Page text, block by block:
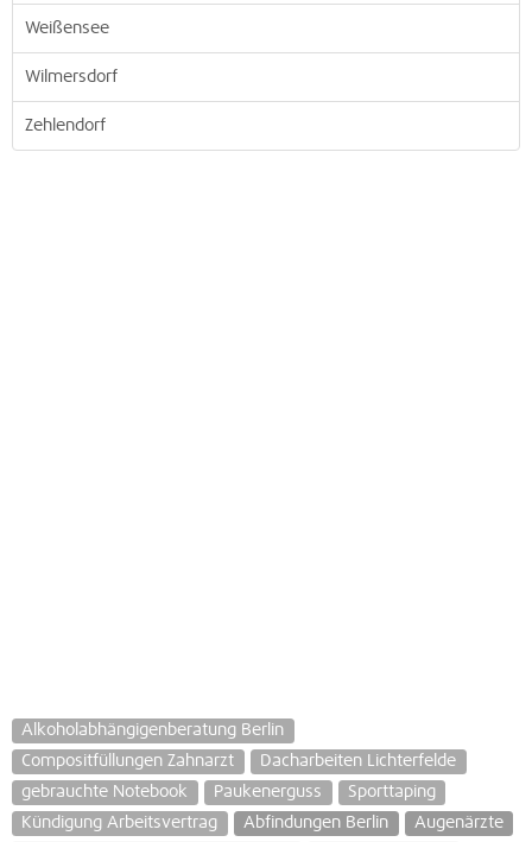
Weißensee
Wilmersdorf
Zehlendorf
Alkoholabhängigenberatung Berlin
Compositfüllungen Zahnarzt
Dacharbeiten Lichterfelde
gebrauchte Notebook
Paukenerguss
Sporttaping
Kündigung Arbeitsvertrag
Abfindungen Berlin
Augenärzte